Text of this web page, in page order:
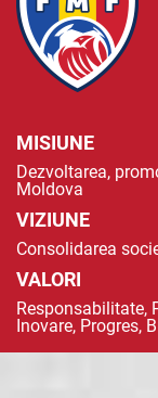
MISIUNE
Dezvoltarea,
Moldova
VIZIUNE
Consolidarea
VALORI
Responsabilitate,
Inovare, Progres,